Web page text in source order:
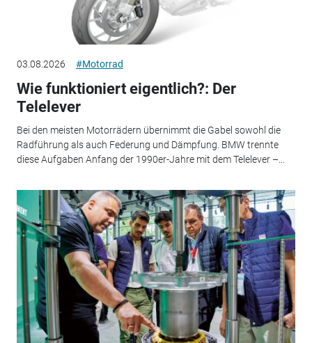
03.08.2026 #Motorrad
Wie funktioniert eigentlich?: Der
Telelever
Bei den meisten Motorrädern übernimmt die Gabel sowohl die
Radführung als auch Federung und Dämpfung. BMW trennte
diese Aufgaben Anfang der 1990er-Jahre mit dem Telelever –...